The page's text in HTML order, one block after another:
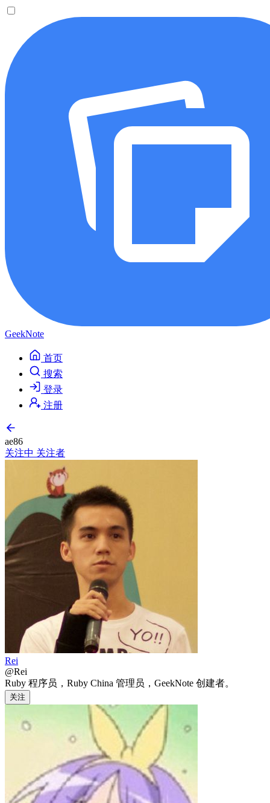
GeekNote
首页
搜索
登录
注册
ae86
关注中 关注者
Rei
@Rei
Ruby 程序员，Ruby China 管理员，GeekNote 创建者。
关注